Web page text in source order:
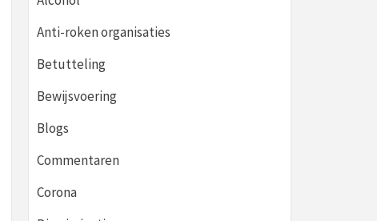
Anti-roken organisaties
Betutteling
Bewijsvoering
Blogs
Commentaren
Corona